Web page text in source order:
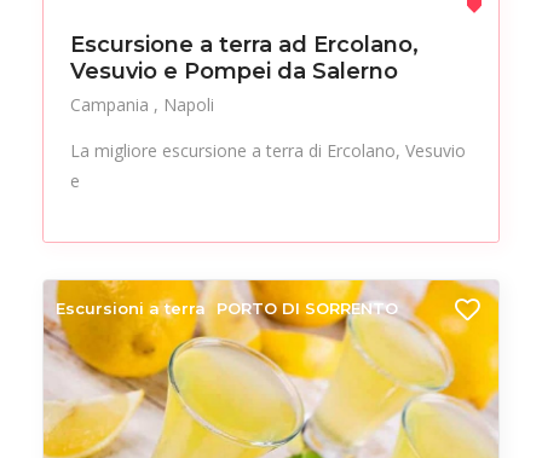
Escursione a terra ad Ercolano,
Vesuvio e Pompei da Salerno
Campania
Napoli
La migliore escursione a terra di Ercolano, Vesuvio
e
Escursioni a terra PORTO DI SORRENTO